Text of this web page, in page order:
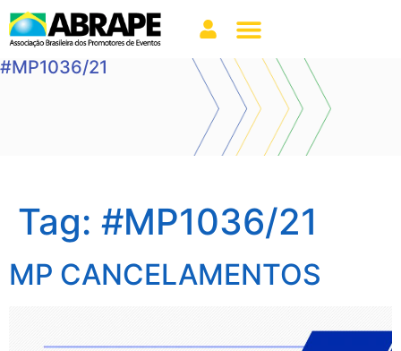
#MP1036/21
Tag: #MP1036/21
MP CANCELAMENTOS